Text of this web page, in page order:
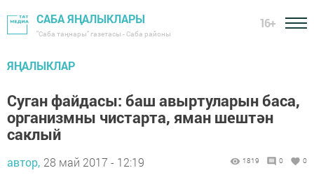
САБА ЯҢАЛЫКЛАРЫ
"Саба таңнары" газетасы - Саба районы
16+
ЯҢАЛЫКЛАР
Суган файдасы: баш авыртуларын баса,
организмны чистарта, яман шештән
саклый
автор, 28 май 2017 - 12:19 1819 0 0